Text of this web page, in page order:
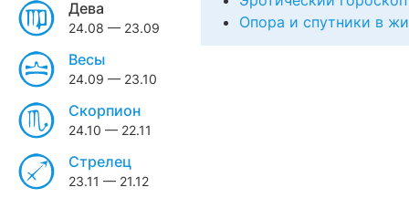
Дева
24.08 — 23.09
Весы
24.09 — 23.10
Скорпион
24.10 — 22.11
Стрелец
23.11 — 21.12
Опора и спутники в